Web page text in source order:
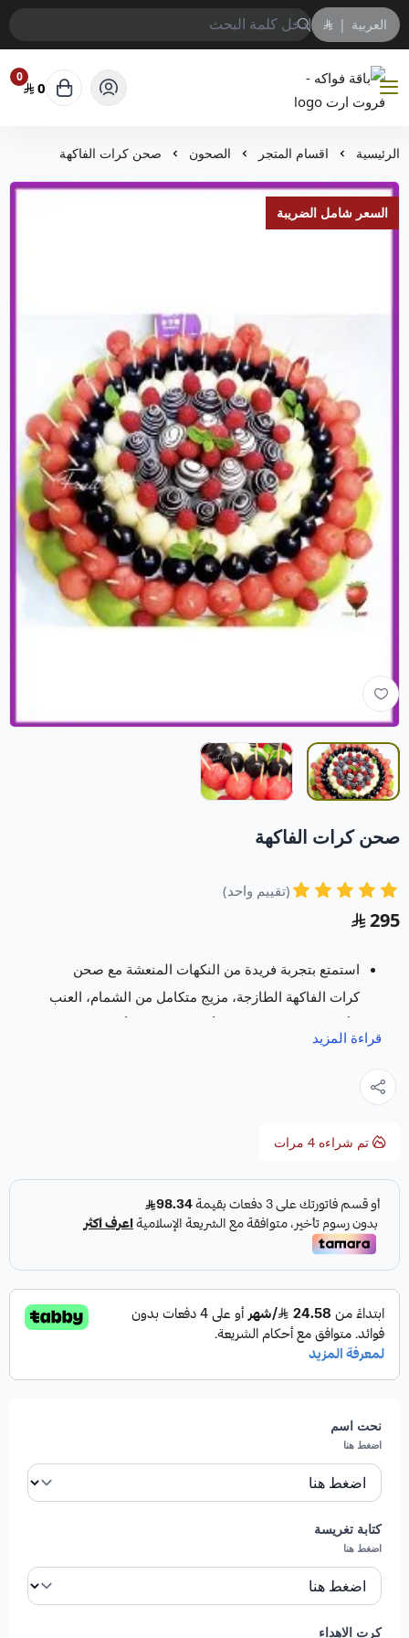
العربية |
باقة فواكه - فروت ارت
0
0
الرئيسية اقسام المتجر الصحون صحن كرات الفاكهة
السعر شامل الضريبة
صحن كرات الفاكهة
(تقييم واحد)
295
استمتع بتجربة فريدة من النكهات المنعشة مع صحن
كرات الفاكهة الطازجة، مزيج متكامل من الشمام، العنب
لمسة فاخرة من الفراولة المغطاة بالشوكليت.
ومميزة تسر كل من رأها وتجعل مناسبتكم حدث لا
المواصفات:
صحن من الفواكه الطازجة اللذيذة يحتوي على ( شمام ،
عنب اسود ، حبحب ، توت احمر ، تفاح اخضر و فراولة
تكفي 15 فرد
تنبيه ..
((( لن يعتمد الطلب في ذات اليوم بدون التنسيق مع
مميزات صحن كرات الفاكهة:
الفاكهة من أجود المحاصيل الموسمية لضمان الحصول
على نكهة غنية، قوام مثالي، ونضارة تدوم طويلاً.
تقديم فاخر وسهل المشاركة:
فردًا، وهو ما يجعله مثاليًا للعزائم والتجمعات العائلية،
قراءة المزيد
تم شراءه 4 مرات
نحت اسم
اضغط هنا
كتابة تغريسة
اضغط هنا
كرت الاهداء